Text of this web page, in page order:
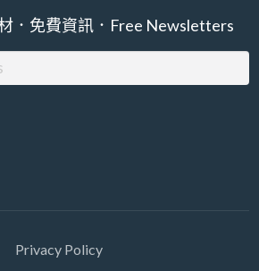
．免費資訊．Free Newsletters
Privacy Policy